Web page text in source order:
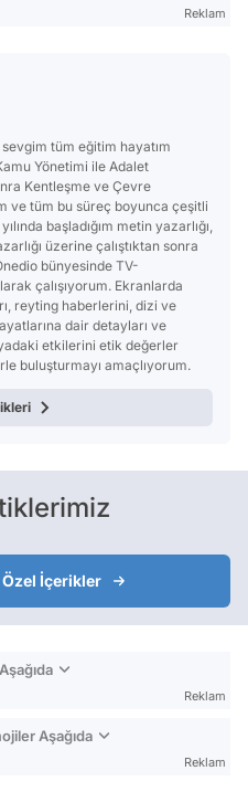
Reklam
tüm eğitim hayatım
Yönetimi ile Adalet
Kentleşme ve Çevre
ve tüm bu süreç boyunca çeşitli
başladığım metin yazarlığı,
üzerine çalıştıktan sonra
bünyesinde TV-
çalışıyorum. Ekranlarda
reyting haberlerini, dizi ve
dair detayları ve
etkilerini etik değerler
buluşturmayı amaçlıyorum.
Özel İçerikler
Reklam
Aşağıda
Reklam